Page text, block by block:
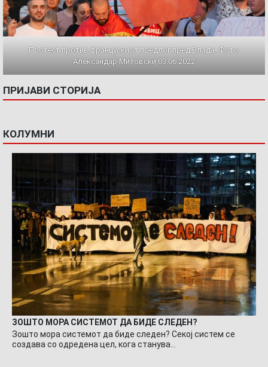
Протест против францускиот предлог пред Влада. Фото:
Александар Митовски,03.06.2022
ПРИЈАВИ СТОРИЈА
КОЛУМНИ
ЗОШТО МОРА СИСТЕМОТ ДА БИДЕ СЛЕДЕН?
Зошто мора системот да биде следен? Секој систем се
создава со одредена цел, кога станува…